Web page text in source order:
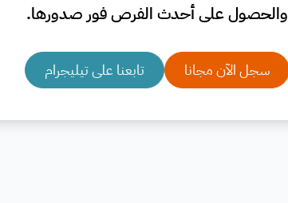
والحصول على أحدث الفرص فور صدورها.
سجل الآن مجانا تابعنا على تيليجرام